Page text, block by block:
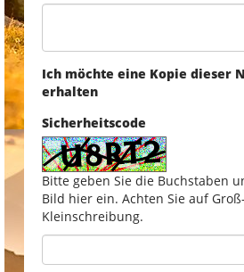
Ich möchte eine Kopie dieser
erhalten
Sicherheitscode
Bitte geben Sie die Buchstaben
Bild hier ein. Achten Sie auf
Kleinschreibung.